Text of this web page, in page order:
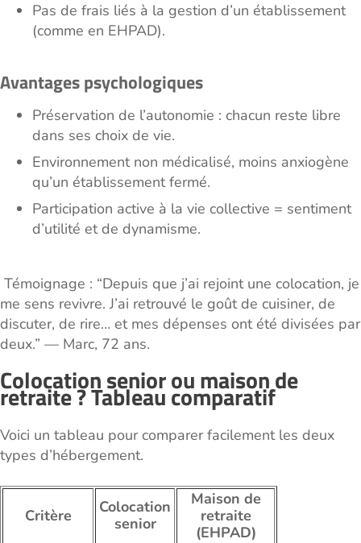
Pas de frais liés à la gestion d’un établissement
(comme en EHPAD).
Avantages psychologiques
Préservation de l’autonomie : chacun reste libre
dans ses choix de vie.
Environnement non médicalisé, moins anxiogène
qu’un établissement fermé.
Participation active à la vie collective = sentiment
d’utilité et de dynamisme.
Témoignage : “Depuis que j’ai rejoint une colocation, je
me sens revivre. J’ai retrouvé le goût de cuisiner, de
discuter, de rire… et mes dépenses ont été divisées par
deux.” — Marc, 72 ans.
Colocation senior ou maison de
retraite ? Tableau comparatif
Voici un tableau pour comparer facilement les deux
types d’hébergement.
Critère
Colocation
senior
Maison de
retraite
(EHPAD)